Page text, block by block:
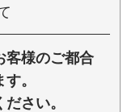
客様のご都合
。
さい。